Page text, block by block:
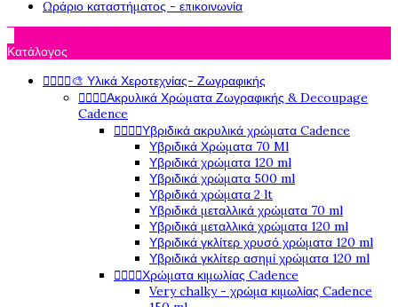
Ωράριο καταστήματος - επικοινωνία
Κατάλογος
🎨 Υλικά Χεροτεχνίας- Ζωγραφικής
Ακρυλικά Χρώματα Ζωγραφικής & Decoupage
Cadence
Υβριδικά ακρυλικά χρώματα Cadence
Υβριδικά Χρώματα 70 Ml
Υβριδικά χρώματα 120 ml
Υβριδικά χρώματα 500 ml
Υβριδικά χρώματα 2 lt
Υβριδικά μεταλλικά χρώματα 70 ml
Υβριδικά μεταλλικά χρώματα 120 ml
Υβριδικά γκλίτερ χρυσό χρώματα 120 ml
Υβριδικά γκλίτερ ασημί χρώματα 120 ml
Χρώματα κιμωλίας Cadence
Very chalky - χρώμα κιμωλίας Cadence